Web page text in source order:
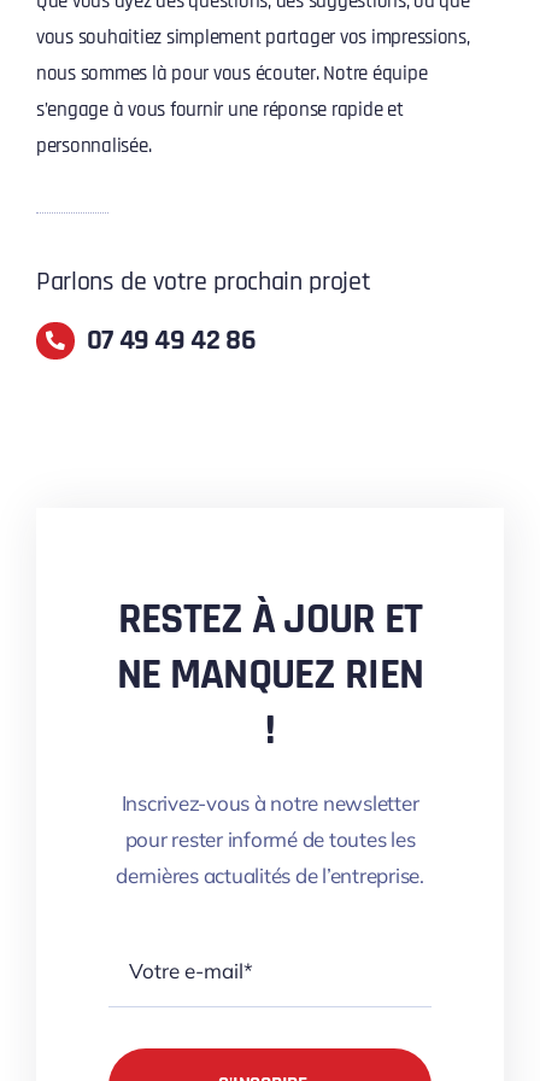
vous souhaitiez simplement partager vos impressions,
nous sommes là pour vous écouter. Notre équipe
s’engage à vous fournir une réponse rapide et
personnalisée.
Parlons de votre prochain projet
07 49 49 42 86
RESTEZ À JOUR ET
NE MANQUEZ RIEN
!
Inscrivez-vous à notre newsletter
pour rester informé de toutes les
dernières actualités de l’entreprise.